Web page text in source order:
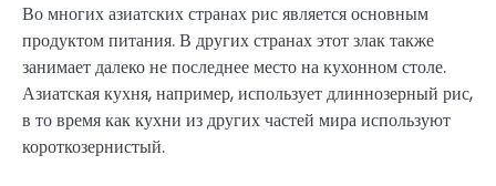
Во многих азиатских странах рис является основным
продуктом питания. В других странах этот злак также
занимает далеко не последнее место на кухонном столе.
Азиатская кухня, например, использует длиннозерный рис,
в то время как кухни из других частей мира используют
короткозернистый.